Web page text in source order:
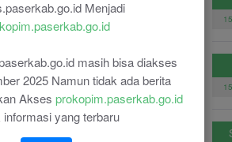
Menjadi
masih bisa diakses
2025 Namun tidak ada berita
Akses prokopim.paserkab.go.id
informasi yang terbaru
ungkap Bupati Fahmi.